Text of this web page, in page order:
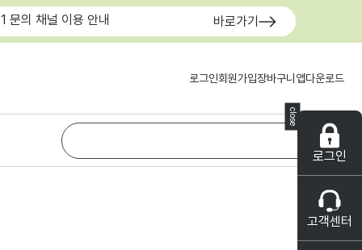
close
로그인
고객센터
문의 채널 이용 안내 바로가기
로그인회원가입장바구니 앱다운로드